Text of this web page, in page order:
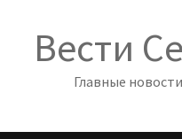
содержимому
Вести
Главные